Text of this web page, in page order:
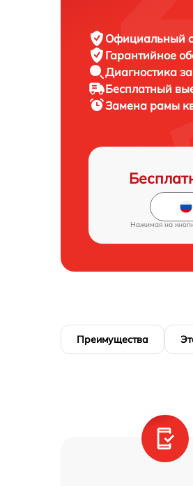
Официальный
Гарантийное
Диагностика
Бесплатный
Замена рамы
Нажимая на
Преимущества